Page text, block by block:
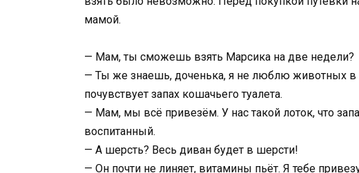
мамой.
— Мам, ты сможешь взять Марсика на две недели?
— Ты же знаешь, доченька, я не люблю животных в
почувствует запах кошачьего туалета.
— Мам, мы всё привезём. У нас такой лоток, что
воспитанный.
— А шерсть? Весь диван будет в шерсти!
— Он почти не линяет, витамины пьёт. Я тебе